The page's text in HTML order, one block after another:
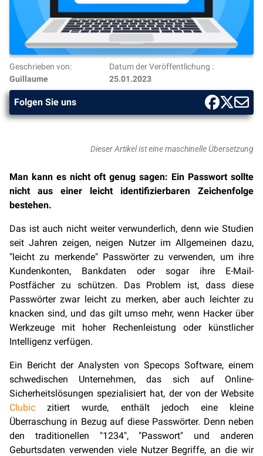
Geschrieben von:
Guillaume
Datum der Veröffentlichung :
25.01.2023
Folgen Sie uns
Dieser Artikel ist eine maschinelle Übersetzung
Man kann es nicht oft genug sagen: Ein Passwort sollte
nicht aus einer leicht identifizierbaren Zeichenfolge
bestehen.
Das ist auch nicht weiter verwunderlich, denn wie Studien
seit Jahren zeigen, neigen Nutzer im Allgemeinen dazu,
"leicht zu merkende" Passwörter zu verwenden, um ihre
Kundenkonten, Bankdaten oder sogar ihre E-Mail-
Postfächer zu schützen. Das Problem ist, dass diese
Passwörter zwar leicht zu merken, aber auch leichter zu
knacken sind, und das gilt umso mehr, wenn Hacker über
Werkzeuge mit hoher Rechenleistung oder künstlicher
Intelligenz verfügen.
Ein Bericht der Analysten von Specops Software, einem
schwedischen Unternehmen, das sich auf Online-
Sicherheitslösungen spezialisiert hat, der von der Website
Clubic zitiert wurde, enthält jedoch eine kleine
Überraschung in Bezug auf diese Passwörter. Denn neben
den traditionellen "1234", "Passwort" und anderen
Geburtsdaten verwenden viele Nutzer Begriffe, an die wir